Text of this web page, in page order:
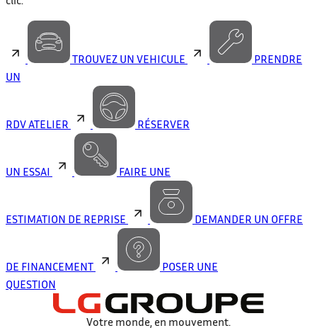
TROUVEZ UN VEHICULE
PRENDRE
UN
RDV ATELIER RÉSERVER
UN ESSAI FAIRE UNE
ESTIMATION DE REPRISE DEMANDER UN OFFRE
DE FINANCEMENT
POSER UNE
QUESTION
Votre monde, en mouvement.